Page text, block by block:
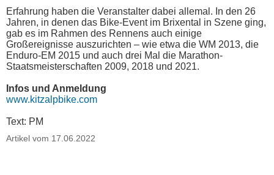
Erfahrung haben die Veranstalter dabei allemal. In den 26
Jahren, in denen das Bike-Event im Brixental in Szene ging,
gab es im Rahmen des Rennens auch einige
Großereignisse auszurichten – wie etwa die WM 2013, die
Enduro-EM 2015 und auch drei Mal die Marathon-
Staatsmeisterschaften 2009, 2018 und 2021.
Infos und Anmeldung
www.kitzalpbike.com
Text: PM
Artikel vom 17.06.2022